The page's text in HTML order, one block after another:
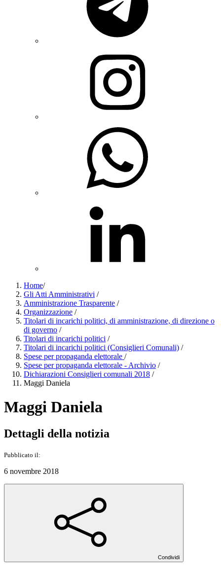
Home/
Gli Atti Amministrativi /
Amministrazione Trasparente /
Organizzazione /
Titolari di incarichi politici, di amministrazione, di direzione o
di governo /
Titolari di incarichi politici /
Titolari di incarichi politici (Consiglieri Comunali) /
Spese per propaganda elettorale /
Spese per propaganda elettorale - Archivio /
Dichiarazioni Consiglieri comunali 2018 /
Maggi Daniela
Maggi Daniela
Dettagli della notizia
Pubblicato il:
6 novembre 2018
Condividi